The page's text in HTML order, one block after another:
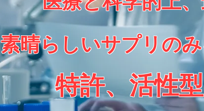
素晴らしいサプリの
特許、活性